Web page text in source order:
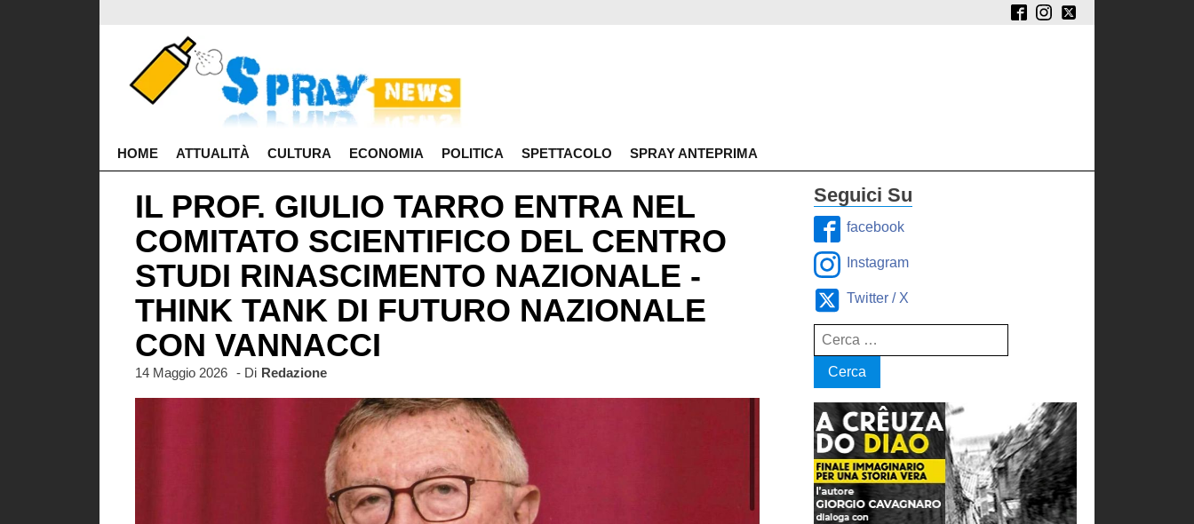
HOME ATTUALITÀ CULTURA ECONOMIA POLITICA SPETTACOLO SPRAY ANTEPRIMA
IL PROF. GIULIO TARRO ENTRA NEL
COMITATO SCIENTIFICO DEL CENTRO
STUDI RINASCIMENTO NAZIONALE -
THINK TANK DI FUTURO NAZIONALE
CON VANNACCI
14 Maggio 2026 - Di Redazione
Seguici Su
facebook
Instagram
Twitter / X
Ricerca
per: